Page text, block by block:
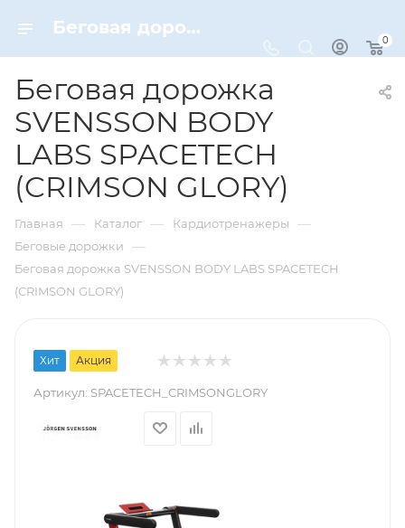
Беговая дорожка SVENSSON BODY LABS SPACETECH (CRIMSON GLORY) – купить по цене 62990 руб. в интернет-магазине Dynamic-Sport
0
Беговая дорожка
SVENSSON BODY
LABS SPACETECH
(CRIMSON GLORY)
Главная — Каталог — Кардиотренажеры —
Беговые дорожки —
Беговая дорожка SVENSSON BODY LABS SPACETECH
(CRIMSON GLORY)
Хит Акция
Артикул: SPACETECH_CRIMSONGLORY